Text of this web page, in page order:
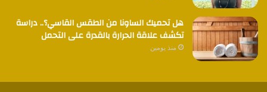
هل تحميك الساونا من الطقس القاسي؟.. دراسة
تكشف علاقة الحرارة بالقدرة على التحمل
منذ يومين